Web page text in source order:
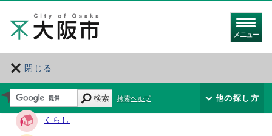
メニュー
閉じる
サイト・ナビ
くらし
検索 検索ヘルプ 他の探し方